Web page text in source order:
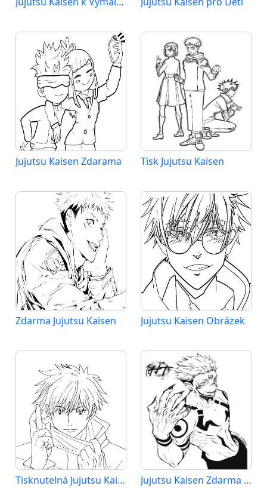
Jujutsu Kaisen Zdarama Tisk Jujutsu Kaisen
Zdarma Jujutsu Kaisen Jujutsu Kaisen Obrázek
Tisknutelná Jujutsu Kaisen Jujutsu Kaisen Zdarma pro Děti